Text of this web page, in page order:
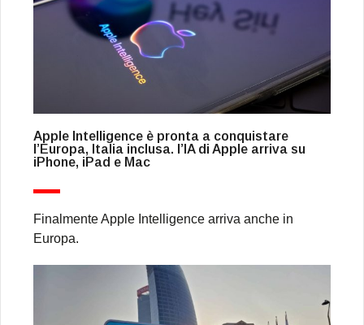
Apple Intelligence è pronta a conquistare
l’Europa, Italia inclusa. l’IA di Apple arriva su
iPhone, iPad e Mac
Finalmente Apple Intelligence arriva anche in
Europa.